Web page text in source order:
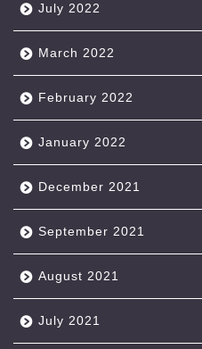
July 2022
March 2022
February 2022
January 2022
December 2021
September 2021
August 2021
July 2021